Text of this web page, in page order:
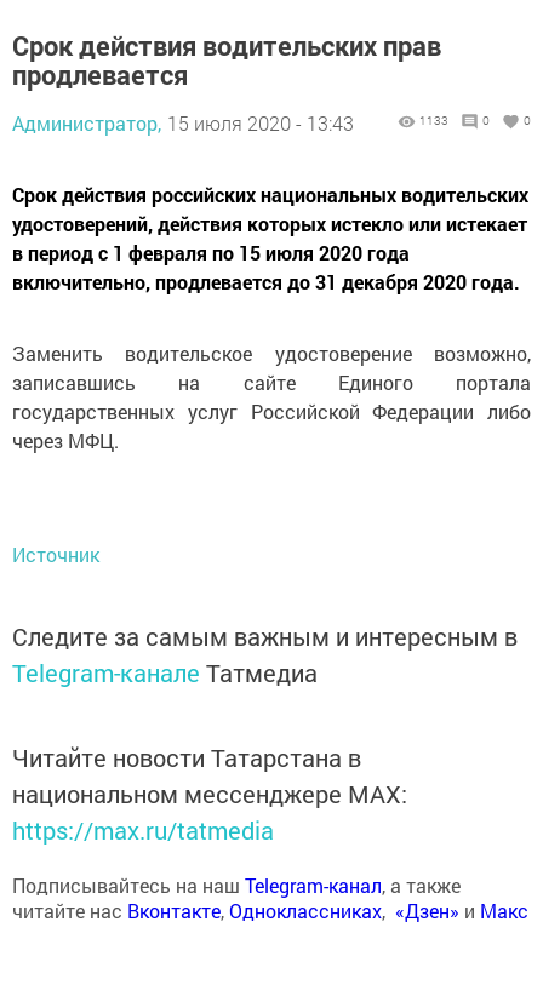
Срок действия водительских прав
продлевается
Администратор, 15 июля 2020 - 13:43 1133 0 0
Срок действия российских национальных водительских
удостоверений, действия которых истекло или истекает
в период с 1 февраля по 15 июля 2020 года
включительно, продлевается до 31 декабря 2020 года.
Заменить водительское удостоверение возможно,
записавшись на сайте Единого портала
государственных услуг Российской Федерации либо
через МФЦ.
Источник
Следите за самым важным и интересным в
Telegram-канале Татмедиа
Читайте новости Татарстана в
национальном мессенджере MАХ:
https://max.ru/tatmedia
Подписывайтесь на наш Telegram-канал, а также
читайте нас Вконтакте,Одноклассниках, «Дзен» и Макс